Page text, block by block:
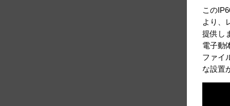
この
より、
提供し
電子動
ファイ
な設置